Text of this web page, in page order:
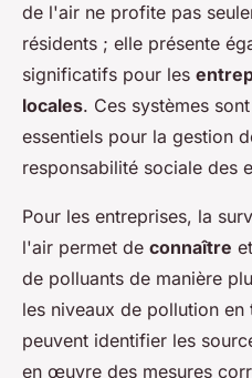
de l'air ne profite pas
résidents ; elle présente
significatifs pour les
locales. Ces systèmes
essentiels pour la gestion
responsabilité sociale des
Pour les entreprises, la
l'air permet de connaître
de polluants de manière
les niveaux de pollution
peuvent identifier les
en œuvre des mesures